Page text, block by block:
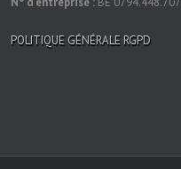
POLITIQUE GÉNÉRALE RGPD